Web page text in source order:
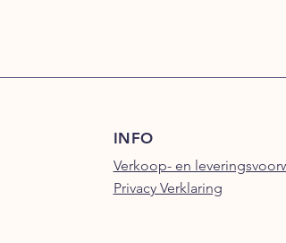
INFO
Verkoop- en
Privacy Verklaring